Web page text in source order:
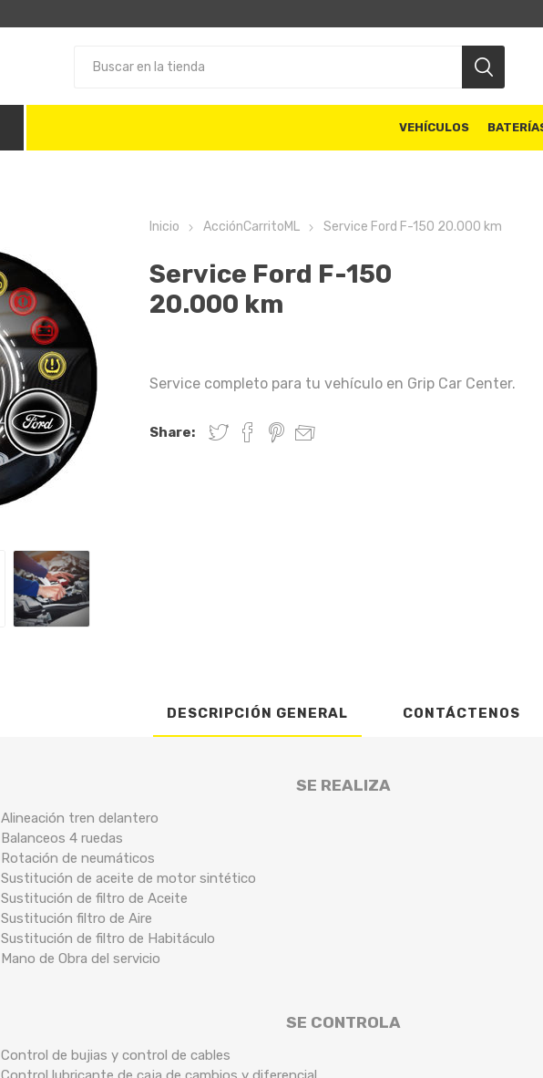
VEHÍCULOS
Inicio AcciónCarritoML Service Ford F-150 20.000 km
Service Ford F-150
20.000 km
Service completo para tu vehículo en Grip Car Center.
Share:
DESCRIPCIÓN GENERAL CONTÁCTENOS
SE REALIZA
Alineación tren delantero
Balanceos 4 ruedas
Rotación de neumáticos
Sustitución de aceite de motor sintético
Sustitución de filtro de Aceite
Sustitución filtro de Aire
Sustitución de filtro de Habitáculo
Mano de Obra del servicio
SE CONTROLA
Control de bujias y control de cables